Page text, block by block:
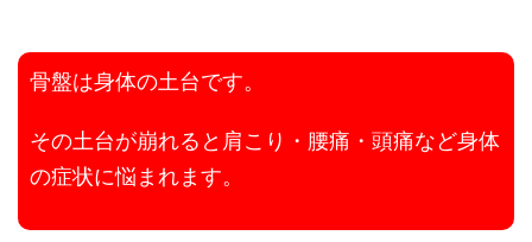
骨盤は身体の土台です。
その土台が崩れると肩こり・腰痛・頭痛など身体
の症状に悩まれます。